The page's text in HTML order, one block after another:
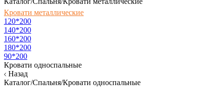
Кровати металлические
120*200
140*200
160*200
180*200
90*200
Кровати односпальные
Назад
Каталог/Спальня/Кровати односпальные